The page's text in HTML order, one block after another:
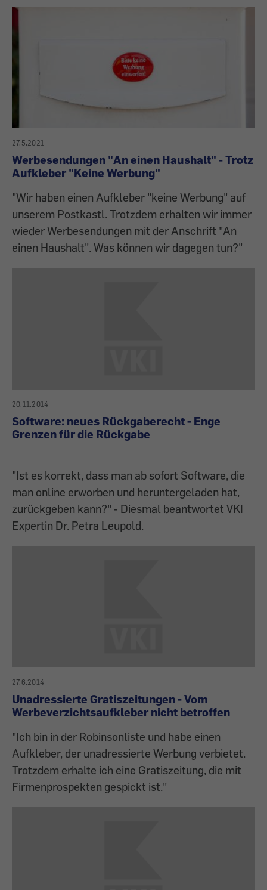
27.5.2021
Werbesendungen "An einen Haushalt" - Trotz
Aufkleber "Keine Werbung"
"Wir haben einen Aufkleber "keine Werbung" auf
unserem Postkastl. Trotzdem erhalten wir immer
wieder Werbesendungen mit der Anschrift "An
einen Haushalt". Was können wir dagegen tun?"
20.11.2014
Software: neues Rückgaberecht - Enge
Grenzen für die Rückgabe
"Ist es korrekt, dass man ab sofort Software, die
man online erworben und heruntergeladen hat,
zurückgeben kann?" - Diesmal beantwortet VKI
Expertin Dr. Petra Leupold.
27.6.2014
Unadressierte Gratiszeitungen - Vom
Werbeverzichtsaufkleber nicht betroffen
"Ich bin in der Robinsonliste und habe einen
Aufkleber, der unadressierte Werbung verbietet.
Trotzdem erhalte ich eine Gratiszeitung, die mit
Firmenprospekten gespickt ist."